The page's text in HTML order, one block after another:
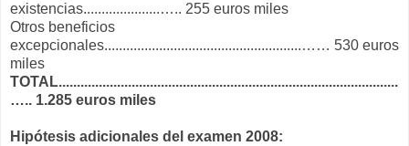
existencias.....................….. 255 euros miles
Otros beneficios
excepcionales......................................................…… 530 euros
miles
TOTAL.............................................................................................
….. 1.285 euros miles
Hipótesis adicionales del examen 2008: